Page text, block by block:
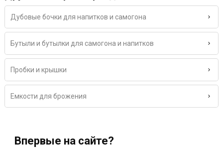
Дубовые бочки для напитков и самогона
Бутыли и бутылки для самогона и напитков
Пробки и крышки
Емкости для брожения
Впервые на сайте?